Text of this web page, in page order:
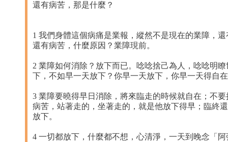
還有病苦，那是什麼？
1 我們身體這個病痛是業報，縱然不是現在的業障，
還有病苦，什麼原因？業障現前。
2 業障如何消除？放下而已。唸唸捨己為人，唸唸明
下，不如早一天放下？你早一天放下，你早一天得自
3 業障要曉得早日消除，將來臨走的時候就自在；不
病苦，站著走的，坐著走的，就是他放下得早；臨終
放下。
4 一切都放下，什麼都不想，心清淨，一天到晚念「